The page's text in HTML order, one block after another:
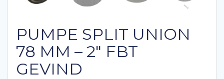
PUMPE SPLIT UNION
78 MM – 2″ FBT
GEVIND